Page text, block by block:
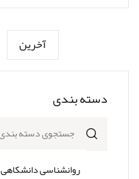
دسته بندی
روانشناسی دانشکاهی
آخرین